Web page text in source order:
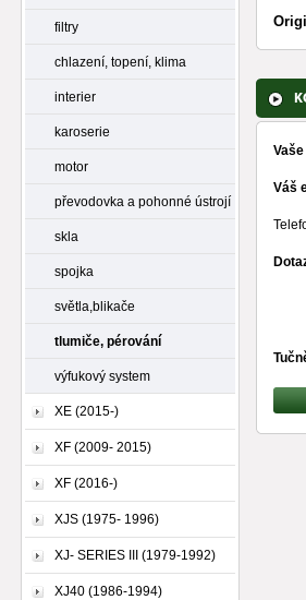
filtry
chlazení, topení, klima
interier
karoserie
motor
převodovka a pohonné ústrojí
skla
spojka
světla,blikače
tlumiče, pérování
výfukový system
XE (2015-)
XF (2009- 2015)
XF (2016-)
XJS (1975- 1996)
XJ- SERIES III (1979-1992)
XJ40 (1986-1994)
Váš